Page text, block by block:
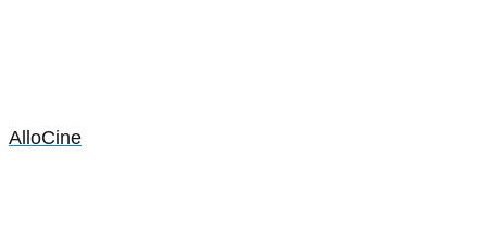
AlloCine